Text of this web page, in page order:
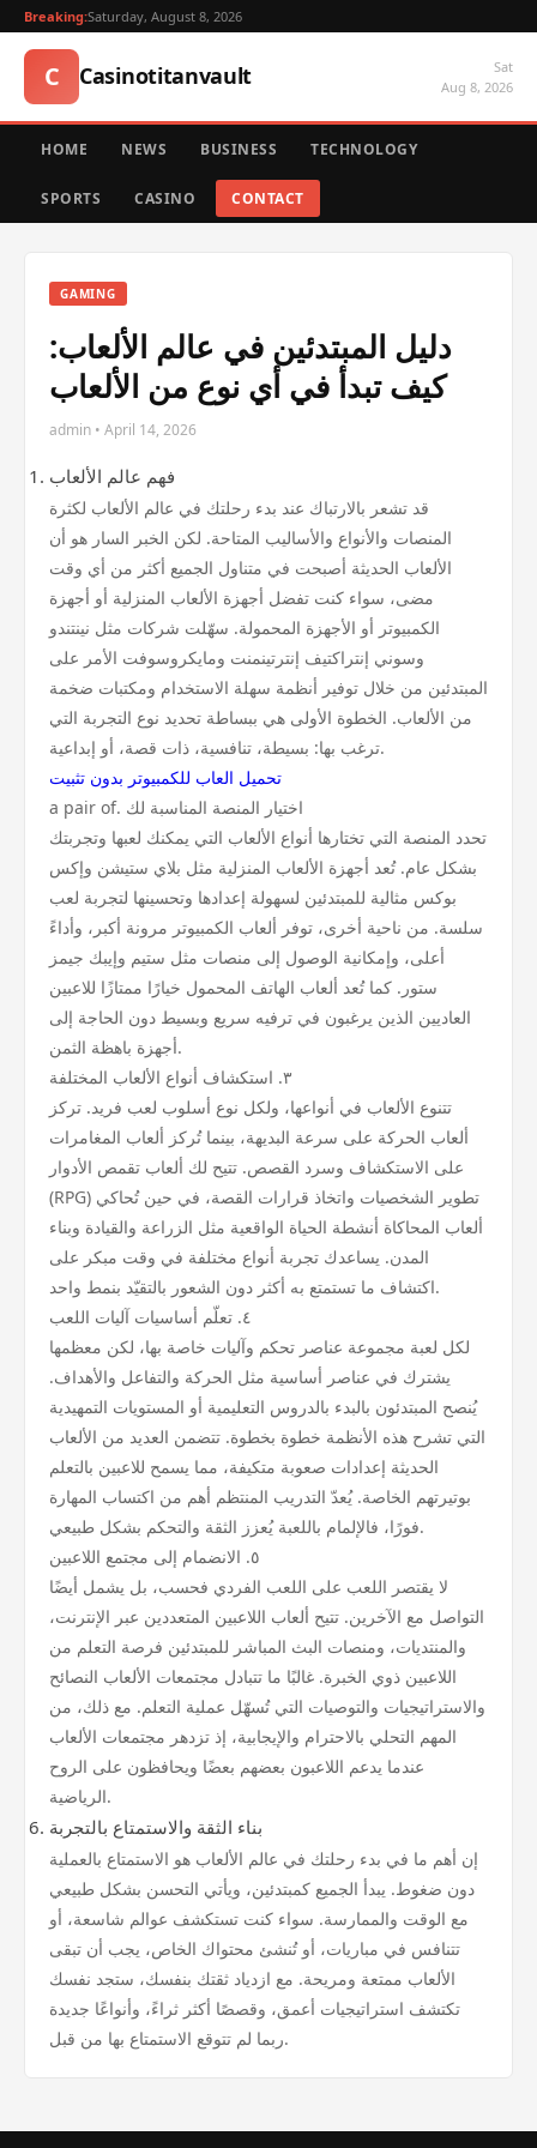
Breaking:Saturday, August 8, 2026
C Casinotitanvault
Sat
Aug 8, 2026
HOME NEWS BUSINESS TECHNOLOGY
SPORTS CASINO CONTACT
GAMING
دليل المبتدئين في عالم الألعاب:
كيف تبدأ في أي نوع من الألعاب
admin • April 14, 2026
فهم عالم الألعاب
قد تشعر بالارتباك عند بدء رحلتك في عالم الألعاب لكثرة
المنصات والأنواع والأساليب المتاحة. لكن الخبر السار هو أن
الألعاب الحديثة أصبحت في متناول الجميع أكثر من أي وقت
مضى، سواء كنت تفضل أجهزة الألعاب المنزلية أو أجهزة
الكمبيوتر أو الأجهزة المحمولة. سهّلت شركات مثل نينتندو
وسوني إنتراكتيف إنترتينمنت ومايكروسوفت الأمر على
المبتدئين من خلال توفير أنظمة سهلة الاستخدام ومكتبات ضخمة
من الألعاب. الخطوة الأولى هي ببساطة تحديد نوع التجربة التي
ترغب بها: بسيطة، تنافسية، ذات قصة، أو إبداعية.
تحميل العاب للكمبيوتر بدون تثبيت
a pair of. اختيار المنصة المناسبة لك
تحدد المنصة التي تختارها أنواع الألعاب التي يمكنك لعبها وتجربتك
بشكل عام. تُعد أجهزة الألعاب المنزلية مثل بلاي ستيشن وإكس
بوكس مثالية للمبتدئين لسهولة إعدادها وتحسينها لتجربة لعب
سلسة. من ناحية أخرى، توفر ألعاب الكمبيوتر مرونة أكبر، وأداءً
أعلى، وإمكانية الوصول إلى منصات مثل ستيم وإيبك جيمز
ستور. كما تُعد ألعاب الهاتف المحمول خيارًا ممتازًا للاعبين
العاديين الذين يرغبون في ترفيه سريع وبسيط دون الحاجة إلى
أجهزة باهظة الثمن.
٣. استكشاف أنواع الألعاب المختلفة
تتنوع الألعاب في أنواعها، ولكل نوع أسلوب لعب فريد. تركز
ألعاب الحركة على سرعة البديهة، بينما تُركز ألعاب المغامرات
على الاستكشاف وسرد القصص. تتيح لك ألعاب تقمص الأدوار
(RPG) تطوير الشخصيات واتخاذ قرارات القصة، في حين تُحاكي
ألعاب المحاكاة أنشطة الحياة الواقعية مثل الزراعة والقيادة وبناء
المدن. يساعدك تجربة أنواع مختلفة في وقت مبكر على
اكتشاف ما تستمتع به أكثر دون الشعور بالتقيّد بنمط واحد.
٤. تعلّم أساسيات آليات اللعب
لكل لعبة مجموعة عناصر تحكم وآليات خاصة بها، لكن معظمها
يشترك في عناصر أساسية مثل الحركة والتفاعل والأهداف.
يُنصح المبتدئون بالبدء بالدروس التعليمية أو المستويات التمهيدية
التي تشرح هذه الأنظمة خطوة بخطوة. تتضمن العديد من الألعاب
الحديثة إعدادات صعوبة متكيفة، مما يسمح للاعبين بالتعلم
بوتيرتهم الخاصة. يُعدّ التدريب المنتظم أهم من اكتساب المهارة
فورًا، فالإلمام باللعبة يُعزز الثقة والتحكم بشكل طبيعي.
٥. الانضمام إلى مجتمع اللاعبين
لا يقتصر اللعب على اللعب الفردي فحسب، بل يشمل أيضًا
التواصل مع الآخرين. تتيح ألعاب اللاعبين المتعددين عبر الإنترنت،
والمنتديات، ومنصات البث المباشر للمبتدئين فرصة التعلم من
اللاعبين ذوي الخبرة. غالبًا ما تتبادل مجتمعات الألعاب النصائح
والاستراتيجيات والتوصيات التي تُسهّل عملية التعلم. مع ذلك، من
المهم التحلي بالاحترام والإيجابية، إذ تزدهر مجتمعات الألعاب
عندما يدعم اللاعبون بعضهم بعضًا ويحافظون على الروح
الرياضية.
بناء الثقة والاستمتاع بالتجربة
إن أهم ما في بدء رحلتك في عالم الألعاب هو الاستمتاع بالعملية
دون ضغوط. يبدأ الجميع كمبتدئين، ويأتي التحسن بشكل طبيعي
مع الوقت والممارسة. سواء كنت تستكشف عوالم شاسعة، أو
تتنافس في مباريات، أو تُنشئ محتواك الخاص، يجب أن تبقى
الألعاب ممتعة ومريحة. مع ازدياد ثقتك بنفسك، ستجد نفسك
تكتشف استراتيجيات أعمق، وقصصًا أكثر ثراءً، وأنواعًا جديدة
ربما لم تتوقع الاستمتاع بها من قبل.